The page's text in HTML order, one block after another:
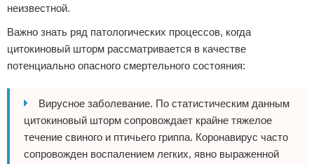
неизвестной.
Важно знать ряд патологических процессов, когда
цитокиновый шторм рассматривается в качестве
потенциально опасного смертельного состояния:
Вирусное заболевание. По статистическим данным
цитокиновый шторм сопровождает крайне тяжелое
течение свиного и птичьего гриппа. Коронавирус часто
сопровожден воспалением легких, явно выраженной